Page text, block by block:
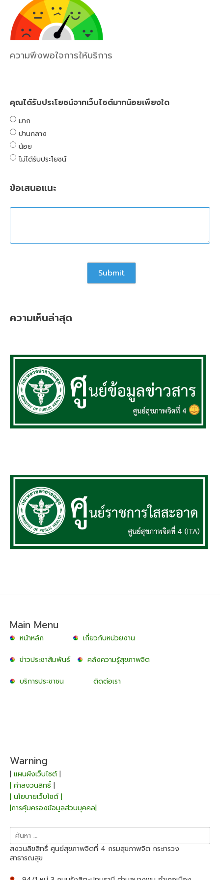
ความพึงพอใจการให้บริการ
คุณได้รับประโยชน์จากเว็บไซต์มากน้อยเพียงใด
มาก
ปานกลาง
น้อย
ไม่ได้รับประโยชน์
ข้อเสนอแนะ
ความเห็นล่าสุด
Main Menu
หน้าหลัก เกี่ยวกับหน่วยงาน
ข่าวประชาสัมพันธ์ คลังความรู้สุขภาพจิต
บริการประชาชน ติดต่อเรา
Warning
| แผนผังเว็บไซต์|
| คำสงวนสิทธิ์ |
| นโยบายเว็บไซต์ |
|การคุ้มครองข้อมูลส่วนบุคคล|
ค้นหา
สำหรับ:
สงวนลิขสิทธิ์ ศูนย์สุขภาพจิตที่ 4 กรมสุขภาพจิต กระทรวง
สาธารณสุข